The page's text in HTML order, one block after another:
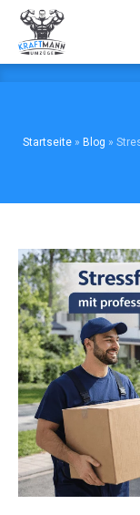
Startseite » Blog »